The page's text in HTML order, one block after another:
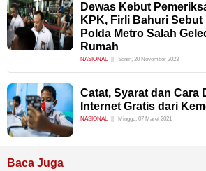
Dewas Kebut
KPK, Firli Bahuri
Polda Metro Salah
Rumah
NASIONAL Senin, 20 November 2023
Catat, Syarat dan Cara
Internet Gratis dari
NASIONAL Minggu, 07 Maret 2021
Baca Juga